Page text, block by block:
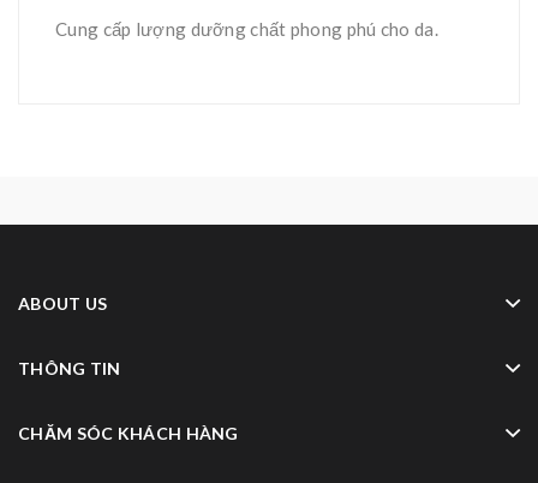
Cung cấp lượng dưỡng chất phong phú cho da.
ABOUT US
THÔNG TIN
CHĂM SÓC KHÁCH HÀNG